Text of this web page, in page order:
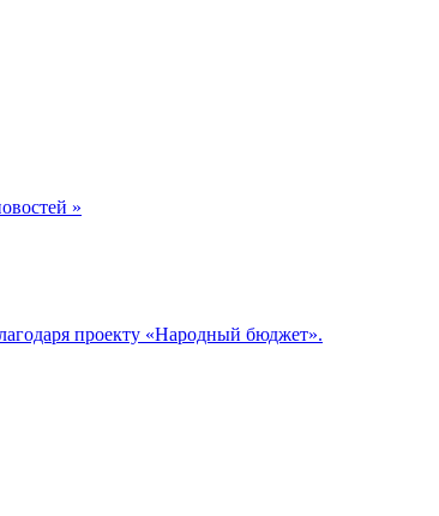
»
проекту «Народный бюджет».